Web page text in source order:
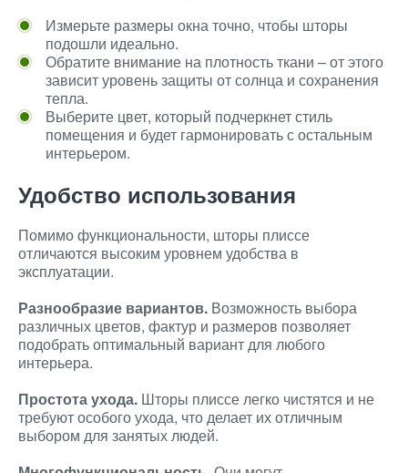
Измерьте размеры окна точно, чтобы шторы
подошли идеально.
Обратите внимание на плотность ткани – от этого
зависит уровень защиты от солнца и сохранения
тепла.
Выберите цвет, который подчеркнет стиль
помещения и будет гармонировать с остальным
интерьером.
Удобство использования
Помимо функциональности, шторы плиссе
отличаются высоким уровнем удобства в
эксплуатации.
Разнообразие вариантов. Возможность выбора
различных цветов, фактур и размеров позволяет
подобрать оптимальный вариант для любого
интерьера.
Простота ухода. Шторы плиссе легко чистятся и не
требуют особого ухода, что делает их отличным
выбором для занятых людей.